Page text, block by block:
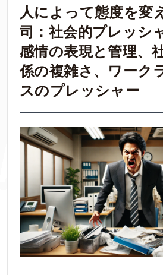
人によって態度を変
司：社会的プレッシ
感情の表現と管理、
係の複雑さ、ワーク
スのプレッシャー